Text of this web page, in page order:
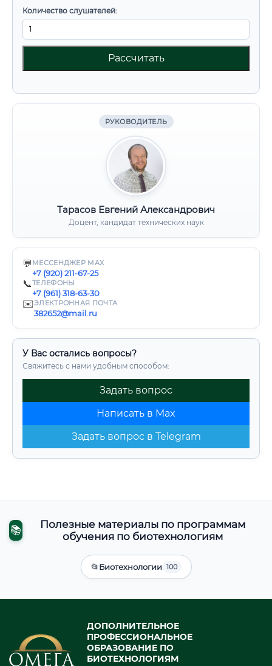
Количество слушателей:
Рассчитать
РУКОВОДИТЕЛЬ
Тарасов Евгений Александрович
Доцент, кандидат технических наук
💬 МЕССЕНДЖЕР MAX
+7 (920) 211-67-25
📞ТЕЛЕФОНЫ
+7 (961) 318-63-30
✉️ЭЛЕКТРОННАЯ ПОЧТА
382652@mail.ru
У Вас остались вопросы?
Свяжитесь с нами удобным способом:
Задать вопрос
Написать в Max
Задать вопрос в Telegram
📚
Полезные материалы по программам
обучения по биотехнологиям
📂Биотехнологии 100
ДОПОЛНИТЕЛЬНОЕ
ПРОФЕССИОНАЛЬНОЕ
ОБРАЗОВАНИЕ ПО
БИОТЕХНОЛОГИЯМ